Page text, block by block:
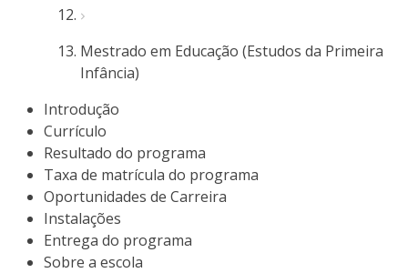
Mestrado em Educação (Estudos da Primeira
Infância)
Introdução
Currículo
Resultado do programa
Taxa de matrícula do programa
Oportunidades de Carreira
Instalações
Entrega do programa
Sobre a escola